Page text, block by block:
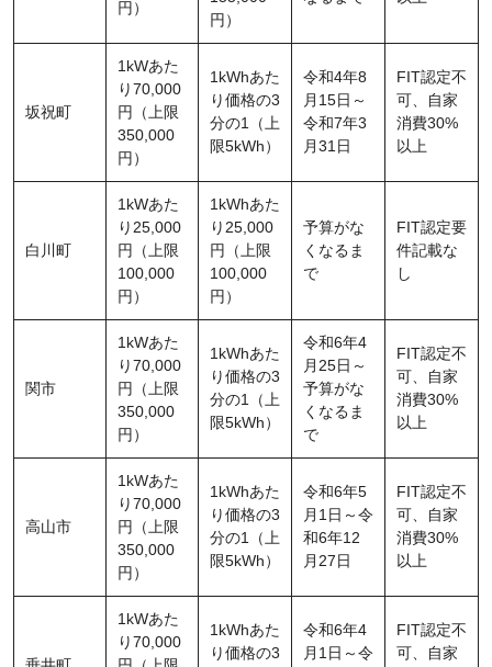
円）
円）
坂祝町
1kWあた
り70,000
円（上限
350,000
円）
1kWhあた
り価格の3
分の1（上
限5kWh）
令和4年8
月15日～
令和7年3
月31日
FIT認定不
可、自家
消費30%
以上
白川町
1kWあた
り25,000
円（上限
100,000
円）
1kWhあた
り25,000
円（上限
100,000
円）
予算がな
くなるま
で
FIT認定要
件記載な
し
関市
1kWあた
り70,000
円（上限
350,000
円）
1kWhあた
り価格の3
分の1（上
限5kWh）
令和6年4
月25日～
予算がな
くなるま
で
FIT認定不
可、自家
消費30%
以上
高山市
1kWあた
り70,000
円（上限
350,000
円）
1kWhあた
り価格の3
分の1（上
限5kWh）
令和6年5
月1日～令
和6年12
月27日
FIT認定不
可、自家
消費30%
以上
1kWあた
り70,000
1kWhあた
り価格の3
令和6年4
月1日～令
FIT認定不
可、自家